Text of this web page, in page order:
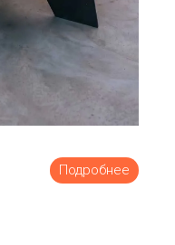
Подробнее